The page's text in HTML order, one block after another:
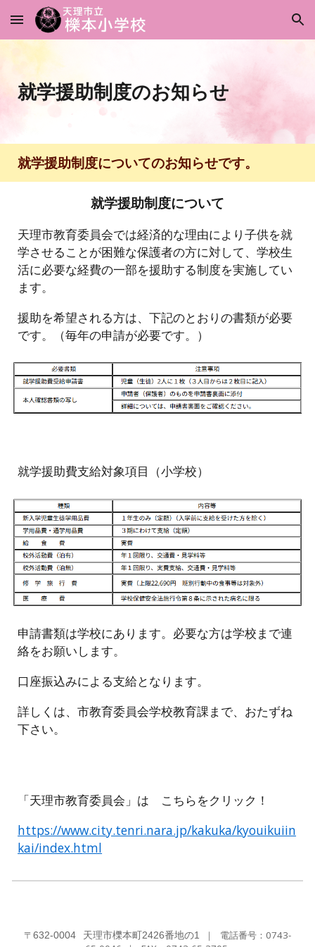
Skip to main content Skip to navigation
就学援助制度のお知らせ
就学援助制度についてのお知らせです。
就学援助制度について
天理市教育委員会では経済的な理由により子供を就
学させることが困難な保護者の方に対して、学校生
活に必要な経費の一部を援助する制度を実施してい
ます。
援助を希望される方は、下記のとおりの書類が必要
です。（毎年の申請が必要です。）
就学援助費支給対象項目（小学校）
申請書類は学校にあります。必要な方は学校まで連
絡をお願いします。
口座振込みによる支給となります。
詳しくは、市教育委員会学校教育課まで、おたずね
下さい。
「天理市教育委員会」は こちらをクリック！
https://www.city.tenri.nara.jp/kakuka/kyouikuiin
kai/index.html
〒 632-0004 天理市櫟本町2426番地の1 ｜ 電話番号：0743-